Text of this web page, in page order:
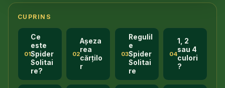
CUPRINS
01
Ce
este
Spider
Solitai
re?
02
Așeza
rea
cărțilo
r
03
Regulil
e
Spider
Solitai
re
04
1, 2
sau 4
culori
?